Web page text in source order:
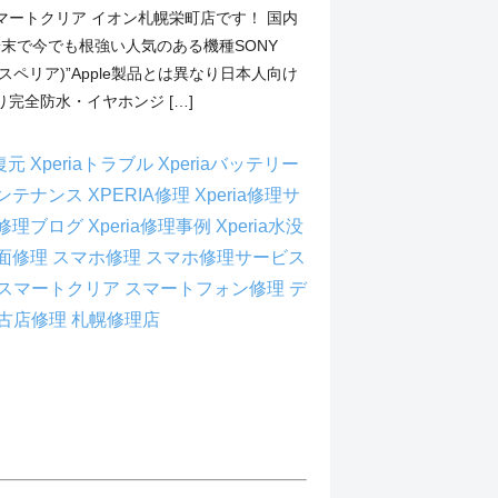
ートクリア イオン札幌栄町店です！ 国内
で今でも根強い人気のある機種SONY
ペリア)”Apple製品とは異なり日本人向け
完全防水・イヤホンジ […]
元 Xperiaトラブル Xperiaバッテリー
テナンス XPERIA修理 Xperia修理サ
理ブログ Xperia修理事例 Xperia水没
修理 スマホ修理 スマホ修理サービス
マートクリア スマートフォン修理 デ
店修理 札幌修理店